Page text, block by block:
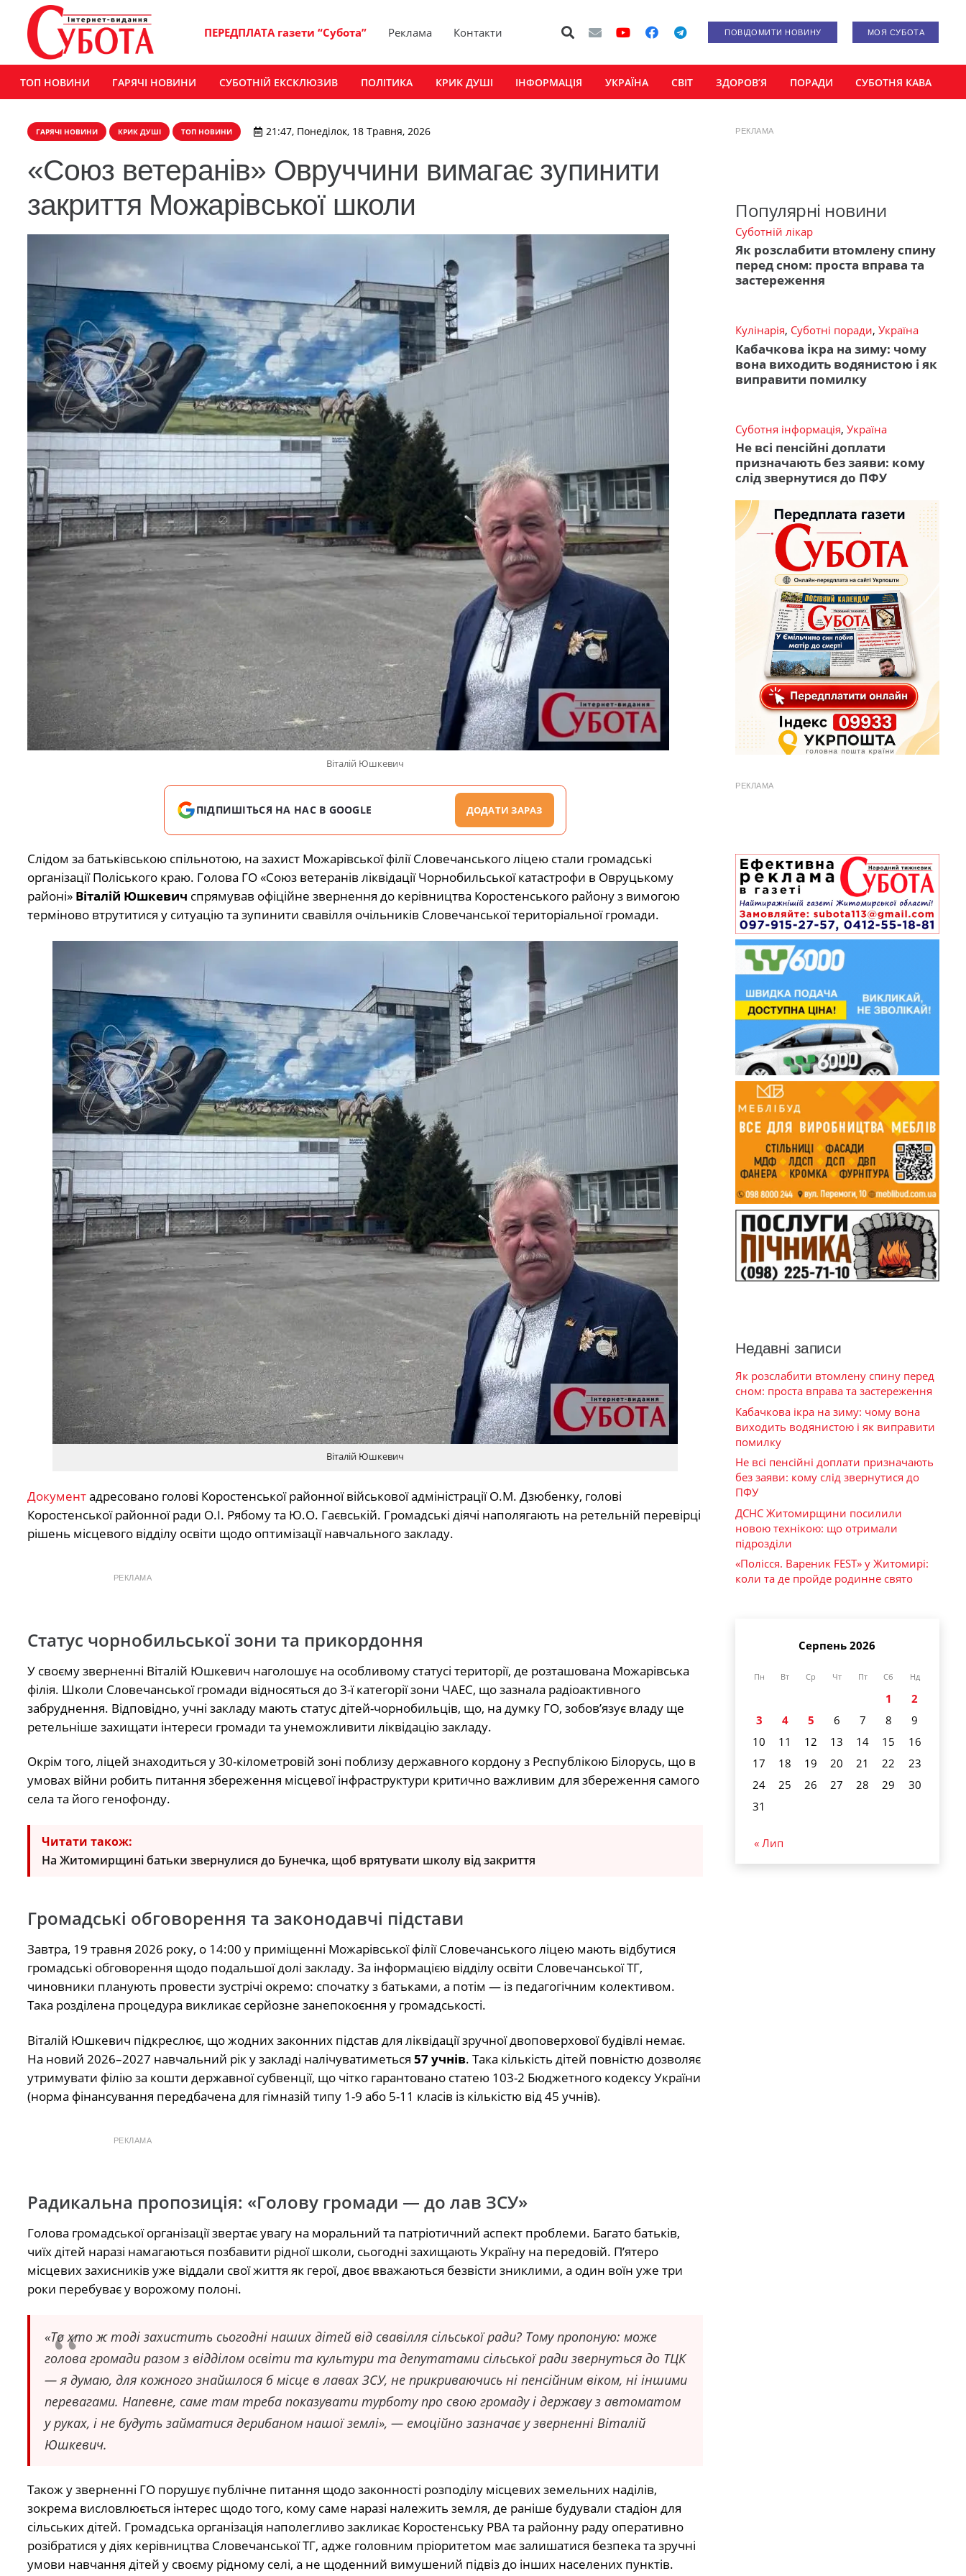
ПЕРЕДПЛАТА газети “Субота” Реклама Контакти ПОВІДОМИТИ НОВИНУ МОЯ СУБОТА
ТОП НОВИНИ ГАРЯЧІ НОВИНИ СУБОТНІЙ ЕКСКЛЮЗИВ ПОЛІТИКА КРИК ДУШІ ІНФОРМАЦІЯ УКРАЇНА СВІТ ЗДОРОВ’Я ПОРАДИ СУБОТНЯ КАВА
ГАРЯЧІ НОВИНИ КРИК ДУШІ ТОП НОВИНИ 21:47, Понеділок, 18 Травня, 2026
«Союз ветеранів» Овруччини вимагає зупинити
закриття Можарівської школи
Віталій Юшкевич
ПІДПИШІТЬСЯ НА НАС В GOOGLE ДОДАТИ ЗАРАЗ
Слідом за батьківською спільнотою, на захист Можарівської філії Словечанського ліцею стали громадські
організації Поліського краю. Голова ГО «Союз ветеранів ліквідації Чорнобильської катастрофи в Овруцькому
районі» Віталій Юшкевич спрямував офіційне звернення до керівництва Коростенського району з вимогою
терміново втрутитися у ситуацію та зупинити свавілля очільників Словечанської територіальної громади.
Віталій Юшкевич
Документадресовано голові Коростенської районної військової адміністрації О.М. Дзюбенку, голові
Коростенської районної ради О.І. Рябому та Ю.О. Гаєвській. Громадські діячі наполягають на ретельній перевірці
рішень місцевого відділу освіти щодо оптимізації навчального закладу.
РЕКЛАМА
Статус чорнобильської зони та прикордоння
У своєму зверненні Віталій Юшкевич наголошує на особливому статусі території, де розташована Можарівська
філія. Школи Словечанської громади відносяться до 3-ї категорії зони ЧАЕС, що зазнала радіоактивного
забруднення. Відповідно, учні закладу мають статус дітей-чорнобильців, що, на думку ГО, зобов’язує владу ще
ретельніше захищати інтереси громади та унеможливити ліквідацію закладу.
Окрім того, ліцей знаходиться у 30-кілометровій зоні поблизу державного кордону з Республікою Білорусь, що в
умовах війни робить питання збереження місцевої інфраструктури критично важливим для збереження самого
села та його генофонду.
Читати також:
На Житомирщині батьки звернулися до Бунечка, щоб врятувати школу від закриття
Громадські обговорення та законодавчі підстави
Завтра, 19 травня 2026 року, о 14:00 у приміщенні Можарівської філії Словечанського ліцею мають відбутися
громадські обговорення щодо подальшої долі закладу. За інформацією відділу освіти Словечанської ТГ,
чиновники планують провести зустрічі окремо: спочатку з батьками, а потім — із педагогічним колективом.
Така розділена процедура викликає серйозне занепокоєння у громадськості.
Віталій Юшкевич підкреслює, що жодних законних підстав для ліквідації зручної двоповерхової будівлі немає.
На новий 2026–2027 навчальний рік у закладі налічуватиметься 57 учнів. Така кількість дітей повністю дозволяє
утримувати філію за кошти державної субвенції, що чітко гарантовано статею 103-2 Бюджетного кодексу України
(норма фінансування передбачена для гімназій типу 1-9 або 5-11 класів із кількістю від 45 учнів).
РЕКЛАМА
Радикальна пропозиція: «Голову громади — до лав ЗСУ»
Голова громадської організації звертає увагу на моральний та патріотичний аспект проблеми. Багато батьків,
чиїх дітей наразі намагаються позбавити рідної школи, сьогодні захищають Україну на передовій. П’ятеро
місцевих захисників уже віддали свої життя як герої, двоє вважаються безвісти зниклими, а один воїн уже три
роки перебуває у ворожому полоні.
«То хто ж тоді захистить сьогодні наших дітей від свавілля сільської ради? Тому пропоную: може
голова громади разом з відділом освіти та культури та депутатами сільської ради звернуться до ТЦК
— я думаю, для кожного знайшлося б місце в лавах ЗСУ, не прикриваючись ні пенсійним віком, ні іншими
перевагами. Напевне, саме там треба показувати турботу про свою громаду і державу з автоматом
у руках, і не будуть займатися дерибаном нашої землі», — емоційно зазначає у зверненні Віталій
Юшкевич.
Також у зверненні ГО порушує публічне питання щодо законності розподілу місцевих земельних наділів,
зокрема висловлюється інтерес щодо того, кому саме наразі належить земля, де раніше будували стадіон для
сільських дітей. Громадська організація наполегливо закликає Коростенську РВА та районну раду оперативно
розібратися у діях керівництва Словечанської ТГ, адже головним пріоритетом має залишатися безпека та зручні
умови навчання дітей у своєму рідному селі, а не щоденний вимушений підвіз до інших населених пунктів.
РЕКЛАМА
Популярні новини
Суботній лікар
Як розслабити втомлену спину
перед сном: проста вправа та
застереження
Кулінарія, Суботні поради, Україна
Кабачкова ікра на зиму: чому
вона виходить водянистою і як
виправити помилку
Суботня інформація, Україна
Не всі пенсійні доплати
призначають без заяви: кому
слід звернутися до ПФУ
РЕКЛАМА
Недавні записи
Як розслабити втомлену спину перед
сном: проста вправа та застереження
Кабачкова ікра на зиму: чому вона
виходить водянистою і як виправити
помилку
Не всі пенсійні доплати призначають
без заяви: кому слід звернутися до
ПФУ
ДСНС Житомирщини посилили
новою технікою: що отримали
підрозділи
«Полісся. Вареник FEST» у Житомирі:
коли та де пройде родинне свято
Серпень 2026
Пн Вт Ср Чт Пт Сб Нд
1
2
3
4 5 6 7 8
9
10
11 12 13 14 15
16
17
18 19 20 21 22
23
24
25 26 27 28 29
30
31
« Лип